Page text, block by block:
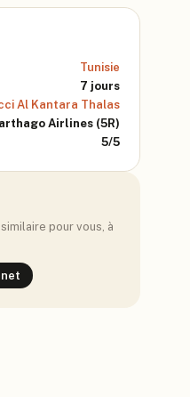
Tunisie
7 jours
Al Kantara Thalas
Airlines (5R)
5/5
pour vous, à